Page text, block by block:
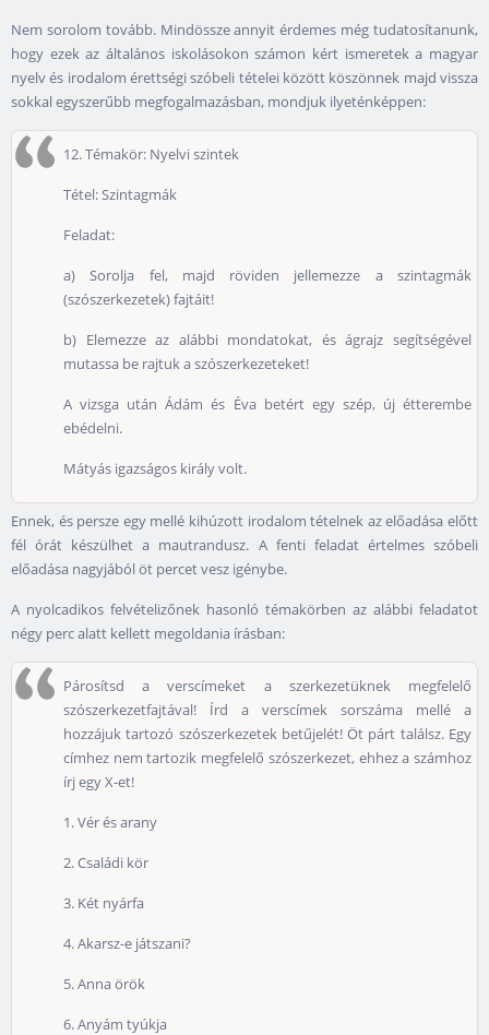
Nem sorolom tovább. Mindössze annyit érdemes még tudatosítanunk,
hogy ezek az általános iskolásokon számon kért ismeretek a magyar
nyelv és irodalom érettségi szóbeli tételei között köszönnek majd vissza
sokkal egyszerűbb megfogalmazásban, mondjuk ilyeténképpen:
12. Témakör: Nyelvi szintek
Tétel: Szintagmák
Feladat:
a) Sorolja fel, majd röviden jellemezze a szintagmák
(szószerkezetek) fajtáit!
b) Elemezze az alábbi mondatokat, és ágrajz segítségével
mutassa be rajtuk a szószerkezeteket!
A vizsga után Ádám és Éva betért egy szép, új étterembe
ebédelni.
Mátyás igazságos király volt.
Ennek, és persze egy mellé kihúzott irodalom tételnek az előadása előtt
fél órát készülhet a mautrandusz. A fenti feladat értelmes szóbeli
előadása nagyjából öt percet vesz igénybe.
A nyolcadikos felvételizőnek hasonló témakörben az alábbi feladatot
négy perc alatt kellett megoldania írásban:
Párosítsd a verscímeket a szerkezetüknek megfelelő
szószerkezetfajtával! Írd a verscímek sorszáma mellé a
hozzájuk tartozó szószerkezetek betűjelét! Öt párt találsz. Egy
címhez nem tartozik megfelelő szószerkezet, ehhez a számhoz
írj egy X-et!
1. Vér és arany
2. Családi kör
3. Két nyárfa
4. Akarsz-e játszani?
5. Anna örök
6. Anyám tyúkja